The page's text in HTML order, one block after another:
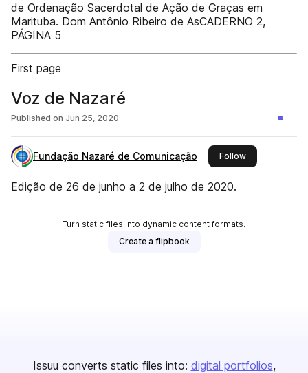
de Ordenação Sacerdotal de Ação de Graças em
Marituba. Dom Antônio Ribeiro de AsCADERNO 2,
PÁGINA 5
First page
Voz de Nazaré
Published on Jun 25, 2020
Fundação Nazaré de Comunicação Followthis publisher
Edição de 26 de junho a 2 de julho de 2020.
Turn static files into dynamic content formats.
Create a flipbook
Issuu converts static files into: digital portfolios